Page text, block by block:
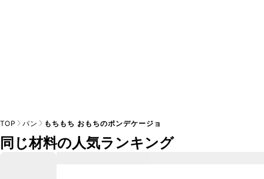
TOP パン もちもち おもちのポンデケージョ
同じ材料の人気ランキング